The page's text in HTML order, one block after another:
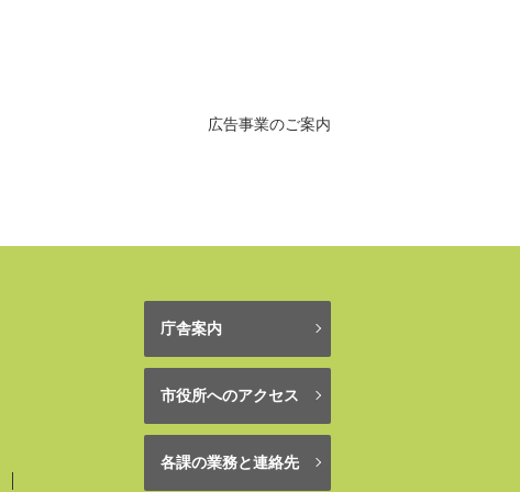
広告事業のご案内
庁舎案内
市役所へのアクセス
各課の業務と連絡先